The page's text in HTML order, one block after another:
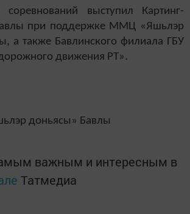
соревнований выступил Картинг-
при поддержке ММЦ «Яшьлэр
а также Бавлинского филиала ГБУ
движения РТ».
доньясы» Бавлы
важным и интересным в
Татмедиа